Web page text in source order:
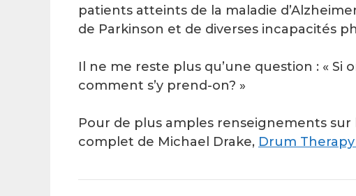
patients atteints de la maladie
de Parkinson et de diverses incapacités
Il ne me reste plus qu’une question : «
comment s’y prend-on? »
Pour de plus amples renseignements
complet de Michael Drake, Drum